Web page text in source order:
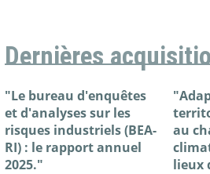
Dernières
"Le bureau d'enquêtes
et d'analyses sur les
risques industriels (BEA-
RI) : le rapport annuel
2025."
au
lieux